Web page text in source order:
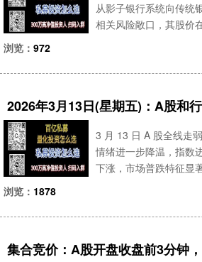
从影子银行系统向传统
相关风险敞口，其股价
浏览： 972
2026年3月13日(星期五)：A股和
3 月 13 日 A 股全线走
情绪进一步降温，指数
下涨，市场普跌特征显
浏览： 1878
集合竞价：A股开盘收盘前3分钟